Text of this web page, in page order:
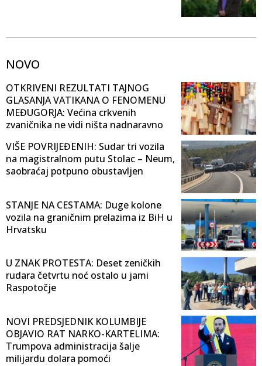
NOVO
OTKRIVENI REZULTATI TAJNOG
GLASANJA VATIKANA O FENOMENU
MEĐUGORJA: Većina crkvenih
zvaničnika ne vidi ništa nadnaravno
VIŠE POVRIJEĐENIH: Sudar tri vozila
na magistralnom putu Stolac – Neum,
saobraćaj potpuno obustavljen
STANJE NA CESTAMA: Duge kolone
vozila na graničnim prelazima iz BiH u
Hrvatsku
U ZNAK PROTESTA: Deset zeničkih
rudara četvrtu noć ostalo u jami
Raspotočje
NOVI PREDSJEDNIK KOLUMBIJE
OBJAVIO RAT NARKO-KARTELIMA:
Trumpova administracija šalje
milijardu dolara pomoći